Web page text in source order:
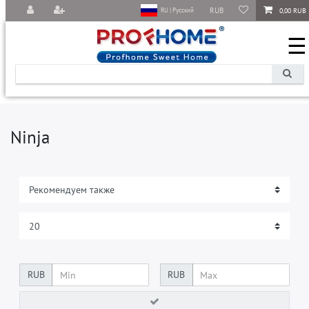
RUB 0,00 RUB
RU | Русский
☰
Ninja
RUB RUB